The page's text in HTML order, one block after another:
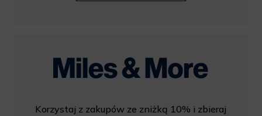
Korzystaj z zakupów ze zniżką 10% i zbieraj